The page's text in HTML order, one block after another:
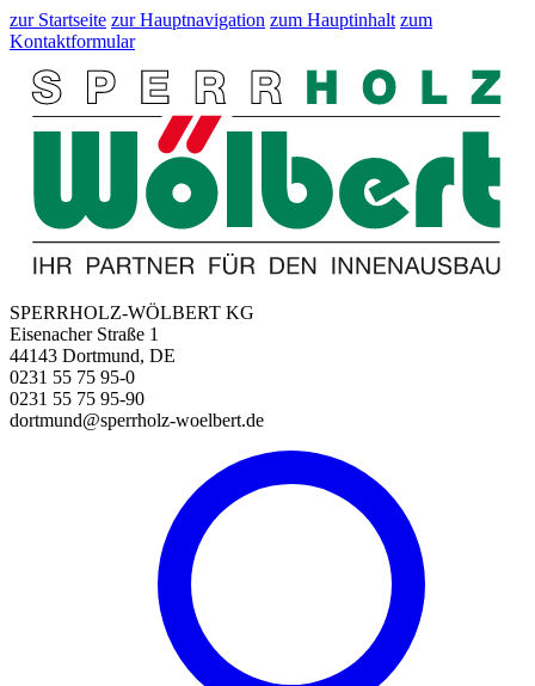
zur Startseite zur Hauptnavigation zum Hauptinhalt zum
Kontaktformular
SPERRHOLZ-WÖLBERT KG
Eisenacher Straße 1
44143 Dortmund, DE
0231 55 75 95-0
0231 55 75 95-90
dortmund@sperrholz-woelbert.de